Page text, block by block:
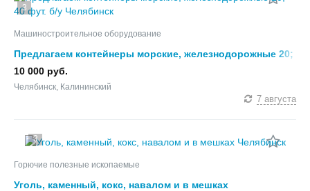
3
Машиностроительное оборудование
Предлагаем контейнеры морские, железнодорожные 20;
40 фут. б/у
10 000 руб.
Челябинск, Калининский
7 августа
3
Горючие полезные ископаемые
Уголь, каменный, кокс, навалом и в мешках